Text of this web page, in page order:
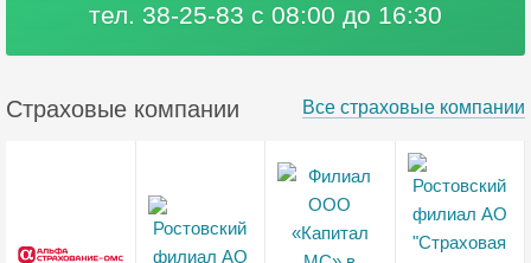
тел. 38-25-83 с 08:00 до 16:30
Страховые компании Все страховые компании